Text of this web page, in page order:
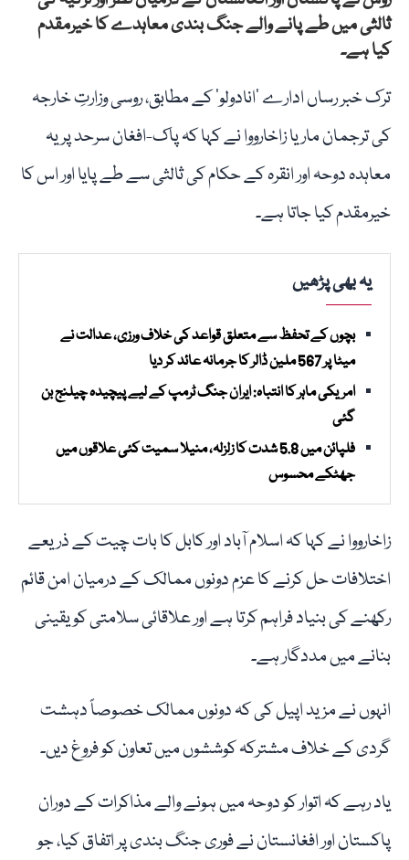
ثالثی میں طے پانے والے جنگ بندی معاہدے کا خیرمقدم
کیا ہے۔
ترک خبر رساں ادارے ’انادولو‘ کے مطابق، روسی وزارتِ خارجہ
کی ترجمان ماریا زاخارووا نے کہا کہ پاک-افغان سرحد پر یہ
معاہدہ دوحہ اور انقرہ کے حکام کی ثالثی سے طے پایا اور اس کا
خیرمقدم کیا جاتا ہے۔
یہ بھی پڑھیں
بچوں کے تحفظ سے متعلق قواعد کی خلاف ورزی، عدالت نے
میٹا پر 567 ملین ڈالر کا جرمانہ عائد کر دیا
امریکی ماہر کا انتباہ: ایران جنگ ٹرمپ کے لیے پیچیدہ چیلنج بن
گئی
فلپائن میں 5.8 شدت کا زلزلہ، منیلا سمیت کئی علاقوں میں
جھٹکے محسوس
زاخارووا نے کہا کہ اسلام آباد اور کابل کا بات چیت کے ذریعے
اختلافات حل کرنے کا عزم دونوں ممالک کے درمیان امن قائم
رکھنے کی بنیاد فراہم کرتا ہے اور علاقائی سلامتی کو یقینی
بنانے میں مددگار ہے۔
انہوں نے مزید اپیل کی کہ دونوں ممالک خصوصاً دہشت
گردی کے خلاف مشترکہ کوششوں میں تعاون کو فروغ دیں۔
یاد رہے کہ اتوار کو دوحہ میں ہونے والے مذاکرات کے دوران
پاکستان اور افغانستان نے فوری جنگ بندی پر اتفاق کیا، جو